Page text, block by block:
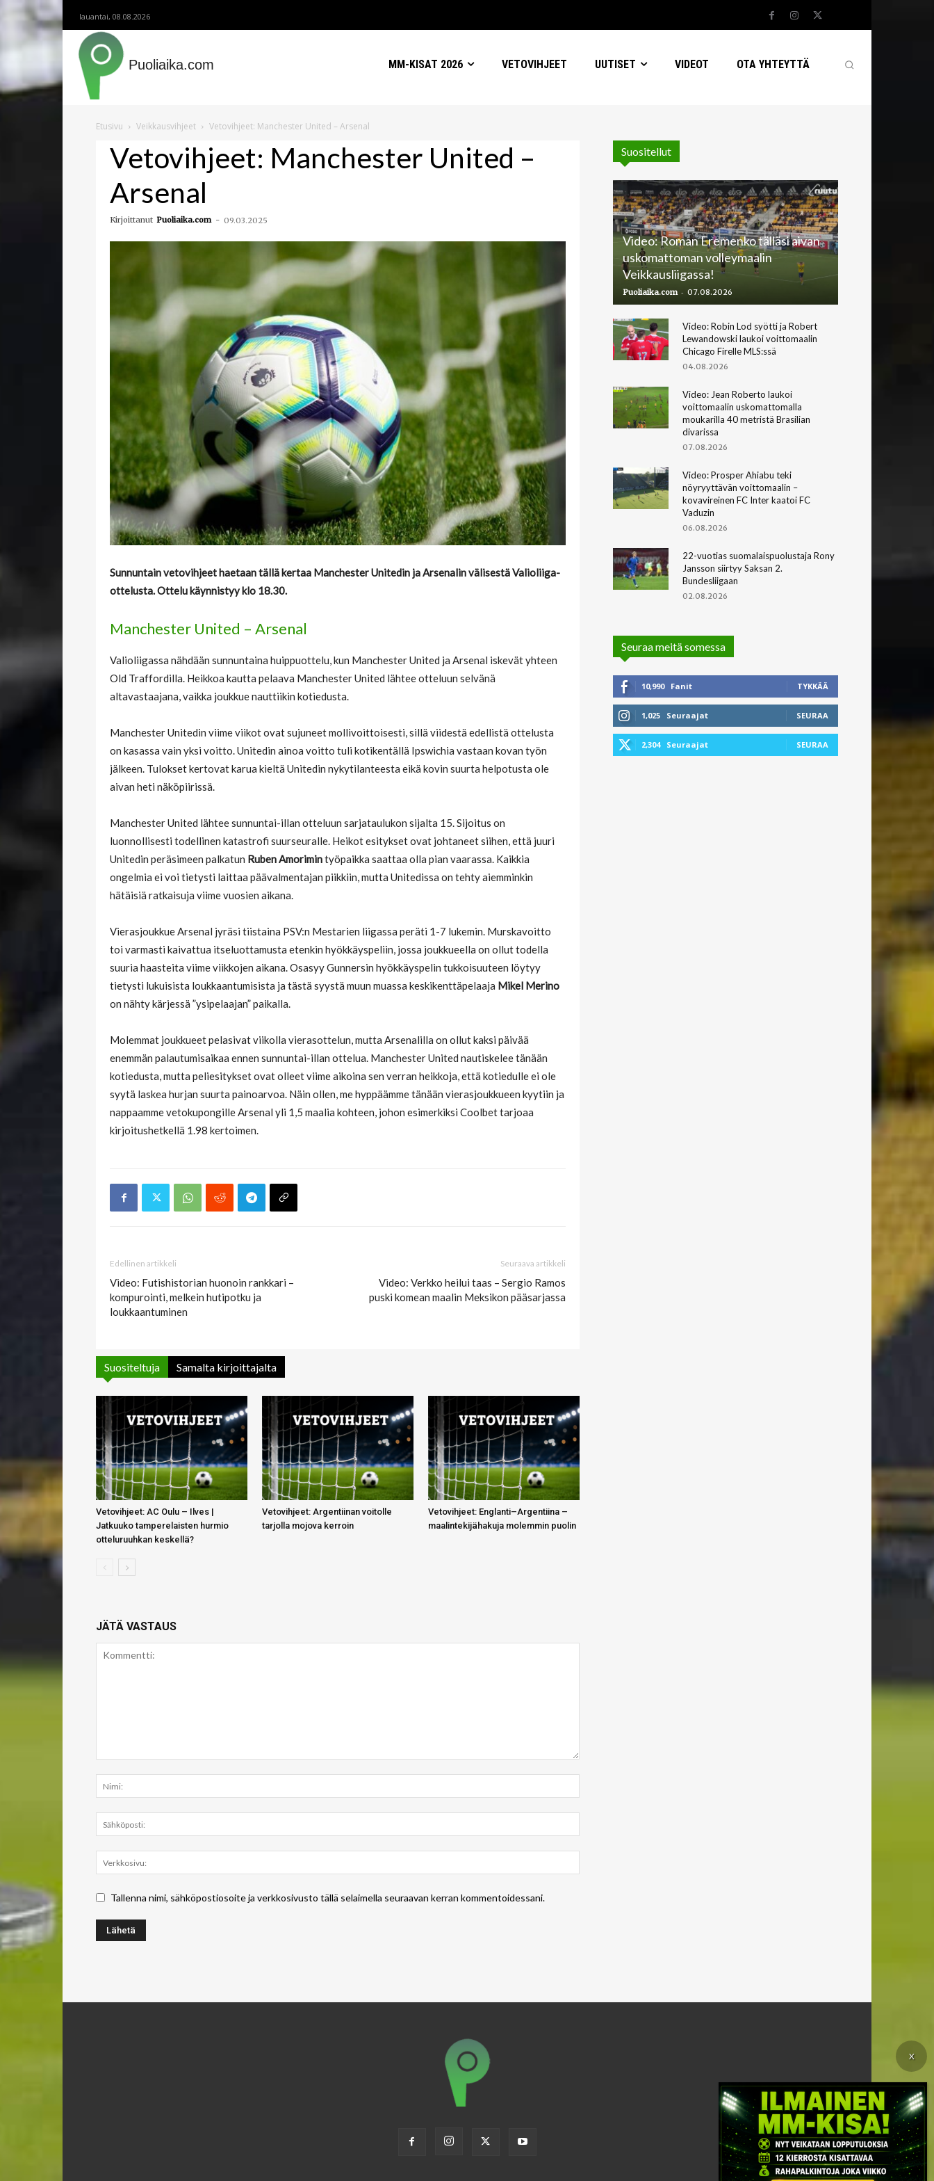
lauantai, 08.08.2026
Puoliaika.com MM-KISAT 2026 VETOVIHJEET UUTISET VIDEOT OTA YHTEYTTÄ
Etusivu Veikkausvihjeet Vetovihjeet: Manchester United – Arsenal
Vetovihjeet: Manchester United –
Arsenal
Kirjoittanut Puoliaika.com - 09.03.2025
Sunnuntain vetovihjeet haetaan tällä kertaa Manchester Unitedin ja Arsenalin välisestä Valioliiga-
ottelusta. Ottelu käynnistyy klo 18.30.
Manchester United – Arsenal
Valioliigassa nähdään sunnuntaina huippuottelu, kun Manchester United ja Arsenal iskevät yhteen
Old Traffordilla. Heikkoa kautta pelaava Manchester United lähtee otteluun selvänä
altavastaajana, vaikka joukkue nauttiikin kotiedusta.
Manchester Unitedin viime viikot ovat sujuneet mollivoittoisesti, sillä viidestä edellistä ottelusta
on kasassa vain yksi voitto. Unitedin ainoa voitto tuli kotikentällä Ipswichia vastaan kovan työn
jälkeen. Tulokset kertovat karua kieltä Unitedin nykytilanteesta eikä kovin suurta helpotusta ole
aivan heti näköpiirissä.
Manchester United lähtee sunnuntai-illan otteluun sarjataulukon sijalta 15. Sijoitus on
luonnollisesti todellinen katastrofi suurseuralle. Heikot esitykset ovat johtaneet siihen, että juuri
Unitedin peräsimeen palkatun Ruben Amorimintyöpaikka saattaa olla pian vaarassa. Kaikkia
ongelmia ei voi tietysti laittaa päävalmentajan piikkiin, mutta Unitedissa on tehty aiemminkin
hätäisiä ratkaisuja viime vuosien aikana.
Vierasjoukkue Arsenal jyräsi tiistaina PSV:n Mestarien liigassa peräti 1-7 lukemin. Murskavoitto
toi varmasti kaivattua itseluottamusta etenkin hyökkäyspeliin, jossa joukkueella on ollut todella
suuria haasteita viime viikkojen aikana. Osasyy Gunnersin hyökkäyspelin tukkoisuuteen löytyy
tietysti lukuisista loukkaantumisista ja tästä syystä muun muassa keskikenttäpelaaja Mikel Merino
on nähty kärjessä ”ysipelaajan” paikalla.
Molemmat joukkueet pelasivat viikolla vierasottelun, mutta Arsenalilla on ollut kaksi päivää
enemmän palautumisaikaa ennen sunnuntai-illan ottelua. Manchester United nautiskelee tänään
kotiedusta, mutta peliesitykset ovat olleet viime aikoina sen verran heikkoja, että kotiedulle ei ole
syytä laskea hurjan suurta painoarvoa. Näin ollen, me hyppäämme tänään vierasjoukkueen kyytiin ja
nappaamme vetokupongille Arsenal yli 1,5 maalia kohteen, johon esimerkiksi Coolbet tarjoaa
kirjoitushetkellä 1.98 kertoimen.
Edellinen artikkeli
Video: Futishistorian huonoin rankkari –
kompurointi, melkein hutipotku ja
loukkaantuminen
Seuraava artikkeli
Video: Verkko heilui taas – Sergio Ramos
puski komean maalin Meksikon pääsarjassa
Suositeltuja Samalta kirjoittajalta
Vetovihjeet: AC Oulu – Ilves |
Jatkuuko tamperelaisten hurmio
otteluruuhkan keskellä?
Vetovihjeet: Argentiinan voitolle
tarjolla mojova kerroin
Vetovihjeet: Englanti–Argentiina –
maalintekijähakuja molemmin puolin
JÄTÄ VASTAUS
Tallenna nimi, sähköpostiosoite ja verkkosivusto tällä selaimella seuraavan kerran kommentoidessani.
Suositellut
Video: Roman Eremenko tälläsi aivan
uskomattoman volleymaalin
Veikkausliigassa!
Puoliaika.com - 07.08.2026
Video: Robin Lod syötti ja Robert
Lewandowski laukoi voittomaalin
Chicago Firelle MLS:ssä
04.08.2026
Video: Jean Roberto laukoi
voittomaalin uskomattomalla
moukarilla 40 metristä Brasilian
divarissa
07.08.2026
Video: Prosper Ahiabu teki
nöyryyttävän voittomaalin –
kovavireinen FC Inter kaatoi FC
Vaduzin
06.08.2026
22-vuotias suomalaispuolustaja Rony
Jansson siirtyy Saksan 2.
Bundesliigaan
02.08.2026
Seuraa meitä somessa
10,990 Fanit TYKKÄÄ
1,025 Seuraajat SEURAA
2,304 Seuraajat SEURAA